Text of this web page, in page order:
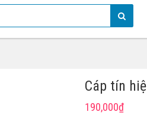
Cáp tín
190,000₫